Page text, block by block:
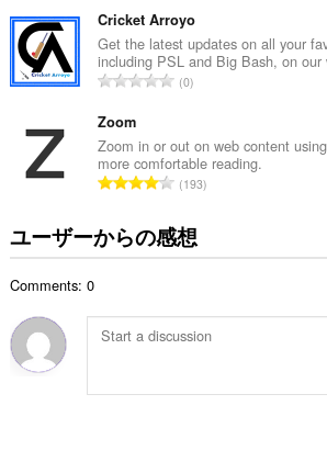
の
総
数
：
Cricket Arroyo
Get the latest updates on all your
including PSL and Big Bash, on
評
総
数
：
0
Zoom
Zoom in or out on web content
more comfortable reading.
評
の
総
193
ユーザーからの感想
Comments: 0